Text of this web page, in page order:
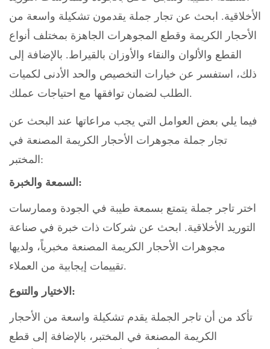
الأخلاقية. ابحث عن تجار جملة يقدمون تشكيلة واسعة من
الأحجار الكريمة وقطع المجوهرات الجاهزة بمختلف أنواع
القطع والألوان والنقاء والأوزان بالقيراط. بالإضافة إلى
ذلك، استفسر عن خيارات التخصيص والحد الأدنى لكميات
الطلب لضمان توافقها مع احتياجات عملك.
فيما يلي بعض العوامل التي يجب مراعاتها عند البحث عن
تجار جملة مجوهرات الأحجار الكريمة المصنعة في
المختبر:
السمعة والخبرة:
اختر تاجر جملة يتمتع بسمعة طيبة في الجودة وممارسات
التوريد الأخلاقية. ابحث عن شركات ذات خبرة في صناعة
مجوهرات الأحجار الكريمة المصنعة مخبرياً، ولديها
تقييمات إيجابية من العملاء.
الاختيار والتنوع:
تأكد من أن تاجر الجملة يقدم تشكيلة واسعة من الأحجار
الكريمة المصنعة في المختبر، بالإضافة إلى قطع